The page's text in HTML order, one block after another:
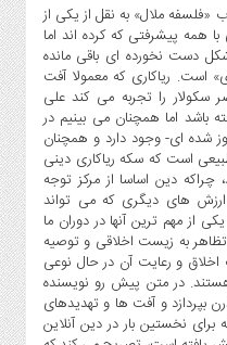
ملال» به نقل از یکی از
همه پیشرفتی که کرده اند اما
دست نخورده ای باقی مانده
است. ریاکاری که معمولا آفت
را تجربه می کند علی
باشد اما همچنان می بینیم در
شده ای- وجود دارد و همچنان
است که سکه ریاکاری دینی
چراکه دین اساسا از مرکز توجه
های دیگری که می تواند
از مهم ترین آنها در دوران ما
به زیست اخلاقی و توصیه
اخلاق و رعایت آن در حال نوعی
در متن پیش رو نویسنده
و آفت ها و تهدیدهای
نخستین بار در دین آنلاین